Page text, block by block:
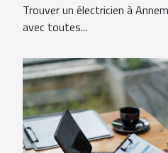
Trouver un électricien à
avec toutes...